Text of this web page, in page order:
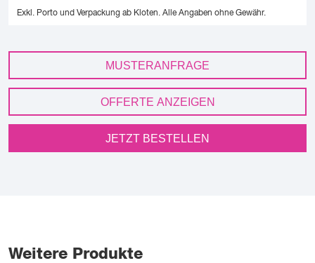
Exkl. Porto und Verpackung ab Kloten. Alle Angaben ohne Gewähr.
MUSTERANFRAGE
OFFERTE ANZEIGEN
JETZT BESTELLEN
Weitere Produkte